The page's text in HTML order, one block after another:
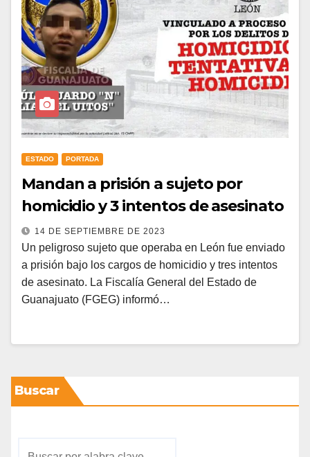
ESTADO PORTADA
Mandan a prisión a sujeto por
homicidio y 3 intentos de asesinato
14 DE SEPTIEMBRE DE 2023
Un peligroso sujeto que operaba en León fue enviado
a prisión bajo los cargos de homicidio y tres intentos
de asesinato. La Fiscalía General del Estado de
Guanajuato (FGEG) informó…
Buscar